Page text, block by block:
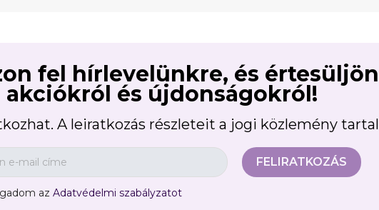
fel hírlevelünkre, és
akciókról és újdonságokról!
A leiratkozás részleteit a jogi közlemény
az Adatvédelmi szabályzatot